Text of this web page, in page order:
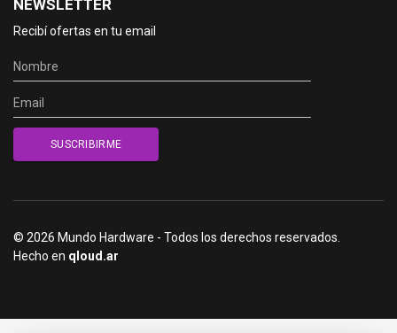
NEWSLETTER
Recibí ofertas en tu email
© 2026 Mundo Hardware - Todos los derechos reservados.
Hecho en qloud.ar